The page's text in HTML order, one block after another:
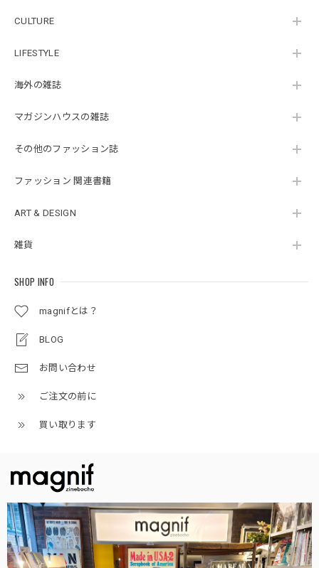
CULTURE
LIFESTYLE
海外の雑誌
マガジンハウスの雑誌
その他のファッション誌
ファッション 関連書籍
ART & DESIGN
雑貨
SHOP INFO
magnifとは？
BLOG
お問い合わせ
ご注文の前に
買い取ります